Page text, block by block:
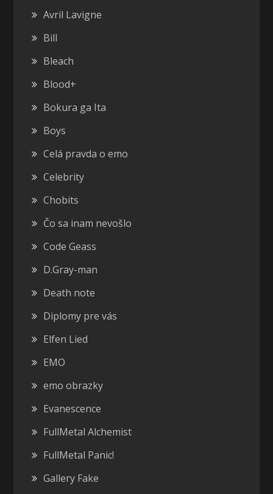
Avril Lavigne
Bill
Bleach
Blood+
Bokura ga Ita
Boys
Celá pravda o emo
Celebrity
Chobits
Čo sa inam nevošlo
Code Geass
D.Gray-man
Death note
Diplomy pre vás
Elfen Lied
EMO
emo obrazky
Evanescence
FullMetal Alchemist
FullMetal Panic!
Gallery Fake